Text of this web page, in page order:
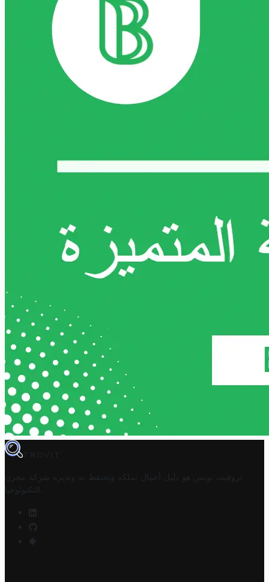
TROVIT
تروفيت تونس هو دليل أعمال تملكه وتحتفظ به وتديره
شركة مخزن
التكنولوجيا